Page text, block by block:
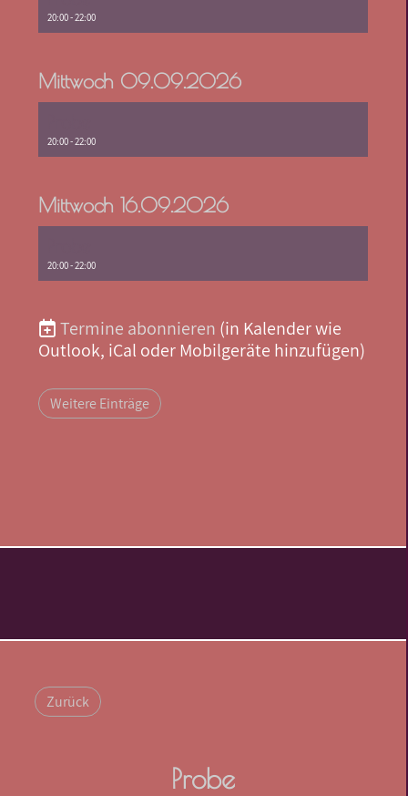
20:00 - 22:00
Mittwoch 09.09.2026
20:00 - 22:00
Mittwoch 16.09.2026
20:00 - 22:00
Termine abonnieren (in Kalender wie
Outlook, iCal oder Mobilgeräte hinzufügen)
Weitere Einträge
Zurück
Probe